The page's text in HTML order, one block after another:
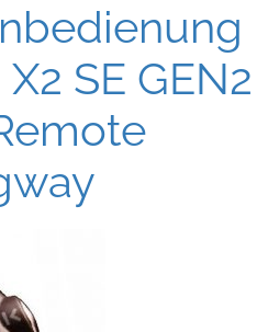
SE GEN2